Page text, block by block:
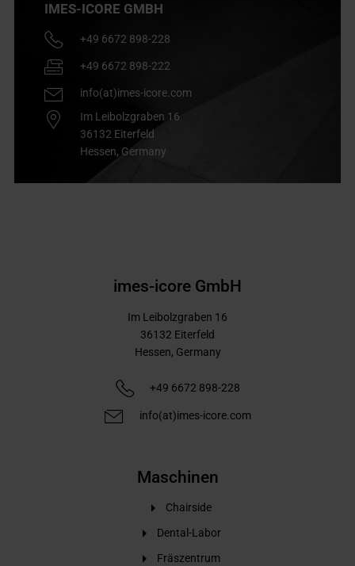
IMES-ICORE GMBH
+49 6672 898-228
+49 6672 898-222
info(at)imes-icore.com
Im Leibolzgraben 16
36132 Eiterfeld
Hessen, Germany
imes-icore GmbH
Im Leibolzgraben 16
36132 Eiterfeld
Hessen, Germany
+49 6672 898-228
info(at)imes-icore.com
Maschinen
Chairside
Dental-Labor
Fräszentrum